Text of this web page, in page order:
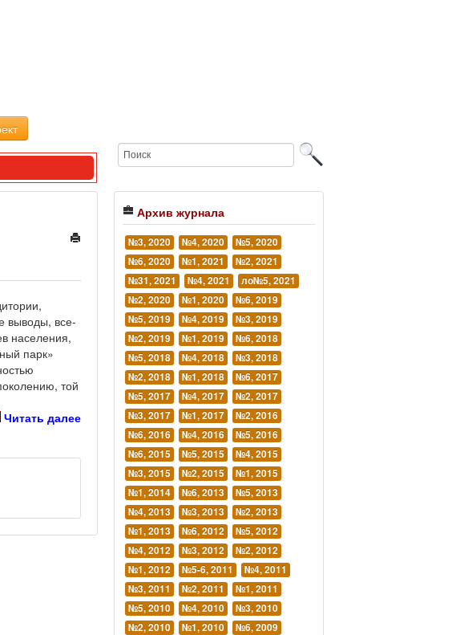
выводы, все-
населения,
парк»
той
Читать далее
Архив журнала
№3, 2020 №4, 2020
№5, 2020
№6, 2020
№1, 2021
№2, 2021
№31, 2021
№4, 2021
ло№5, 2021
№2, 2020
№1, 2020
№6, 2019
№5, 2019
№4, 2019
№3, 2019
№2, 2019
№1, 2019
№6, 2018
№5, 2018
№4, 2018
№3, 2018
№2, 2018
№1, 2018
№6, 2017
№5, 2017
№4, 2017
№2, 2017
№3, 2017
№1, 2017
№2, 2016
№6, 2016
№4, 2016
№5, 2016
№6, 2015
№5, 2015
№4, 2015
№3, 2015
№2, 2015
№1, 2015
№1, 2014
№6, 2013
№5, 2013
№4, 2013
№3, 2013
№2, 2013
№1, 2013
№6, 2012
№5, 2012
№4, 2012
№3, 2012
№2, 2012
№1, 2012
№5-6, 2011
№4, 2011
№3, 2011
№2, 2011
№1, 2011
№5, 2010
№4, 2010
№3, 2010
№2, 2010
№1, 2010
№6, 2009